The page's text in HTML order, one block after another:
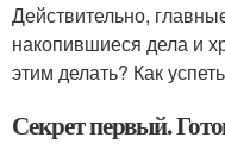
Действительно,
накопившиеся дела и
этим делать? Как
Секрет первый.